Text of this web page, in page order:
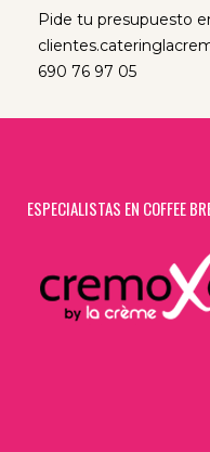
Pide tu presupuesto
690 76 97 05
ESPECIALISTAS EN COFFEE